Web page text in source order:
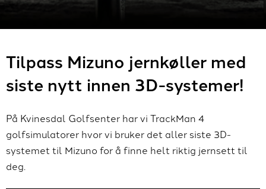
Tilpass Mizuno jernkøller med
siste nytt innen 3D-systemer!
På Kvinesdal Golfsenter har vi TrackMan 4
golfsimulatorer hvor vi bruker det aller siste 3D-
systemet til Mizuno for å finne helt riktig jernsett til
deg.